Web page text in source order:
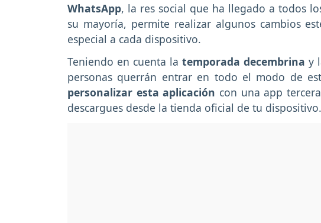
WhatsApp, la res social que ha llegado a todos
su mayoría, permite realizar algunos cambios
especial a cada dispositivo.
Teniendo en cuenta la temporada decembrina y
personas querrán entrar en todo el modo de
personalizar esta aplicación con una app
descargues desde la tienda oficial de tu dispositivo.